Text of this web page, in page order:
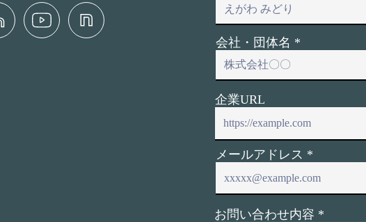
会社・団体名
企業URL
メールアドレス
お問い合わせ内容